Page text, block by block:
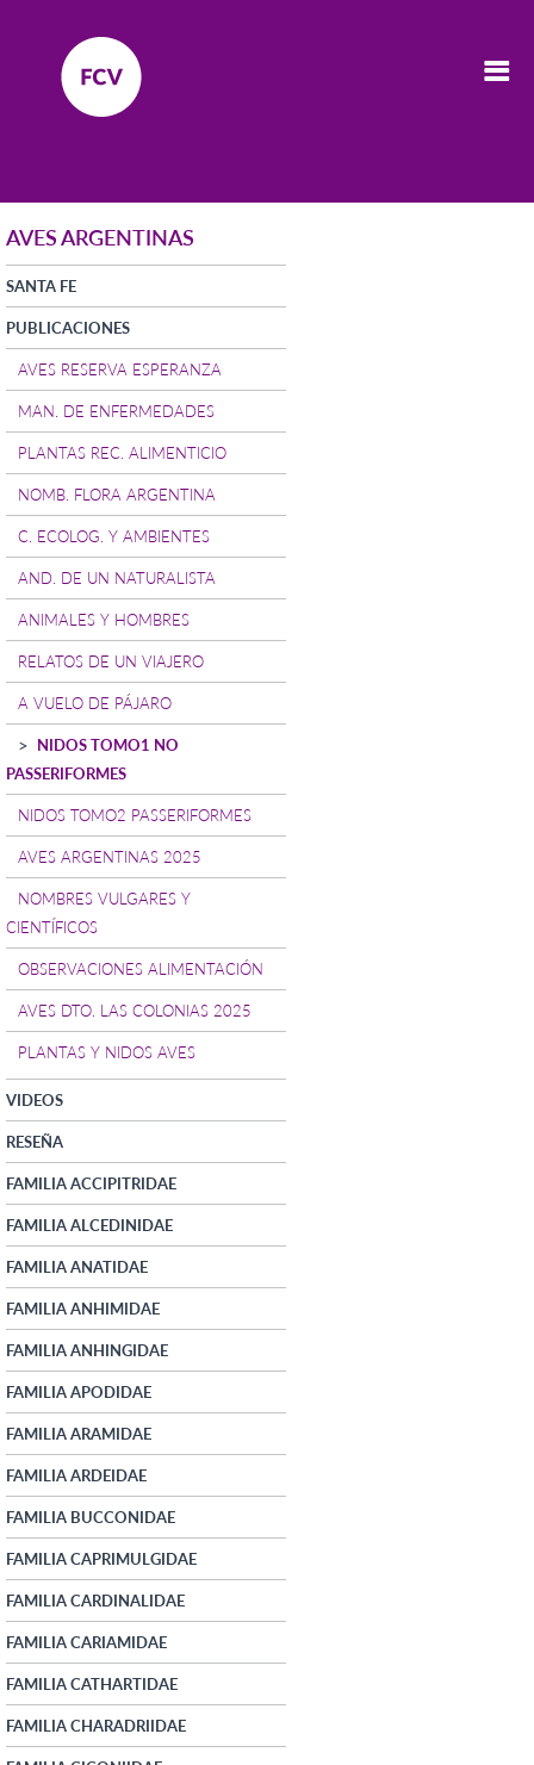
AVES ARGENTINAS
SANTA FE
PUBLICACIONES
AVES RESERVA ESPERANZA
MAN. DE ENFERMEDADES
PLANTAS REC. ALIMENTICIO
NOMB. FLORA ARGENTINA
C. ECOLOG. Y AMBIENTES
AND. DE UN NATURALISTA
ANIMALES Y HOMBRES
RELATOS DE UN VIAJERO
A VUELO DE PÁJARO
NIDOS TOMO1 NO
PASSERIFORMES
NIDOS TOMO2 PASSERIFORMES
AVES ARGENTINAS 2025
NOMBRES VULGARES Y
CIENTÍFICOS
OBSERVACIONES ALIMENTACIÓN
AVES DTO. LAS COLONIAS 2025
PLANTAS Y NIDOS AVES
VIDEOS
RESEÑA
FAMILIA ACCIPITRIDAE
FAMILIA ALCEDINIDAE
FAMILIA ANATIDAE
FAMILIA ANHIMIDAE
FAMILIA ANHINGIDAE
FAMILIA APODIDAE
FAMILIA ARAMIDAE
FAMILIA ARDEIDAE
FAMILIA BUCCONIDAE
FAMILIA CAPRIMULGIDAE
FAMILIA CARDINALIDAE
FAMILIA CARIAMIDAE
FAMILIA CATHARTIDAE
FAMILIA CHARADRIIDAE